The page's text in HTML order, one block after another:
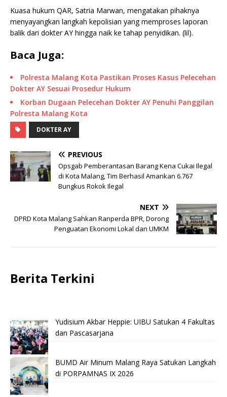
Kuasa hukum QAR, Satria Marwan, mengatakan pihaknya
menyayangkan langkah kepolisian yang memproses laporan
balik dari dokter AY hingga naik ke tahap penyidikan. (lil).
Baca Juga:
Polresta Malang Kota Pastikan Proses Kasus Pelecehan
Dokter AY Sesuai Prosedur Hukum
Korban Dugaan Pelecehan Dokter AY Penuhi Panggilan
Polresta Malang Kota
DOKTER AY
PREVIOUS
Opsgab Pemberantasan Barang Kena Cukai Ilegal
di Kota Malang, Tim Berhasil Amankan 6.767
Bungkus Rokok Ilegal
NEXT
DPRD Kota Malang Sahkan Ranperda BPR, Dorong
Penguatan Ekonomi Lokal dan UMKM
Berita Terkini
Yudisium Akbar Heppie: UIBU Satukan 4 Fakultas
dan Pascasarjana
BUMD Air Minum Malang Raya Satukan Langkah
di PORPAMNAS IX 2026